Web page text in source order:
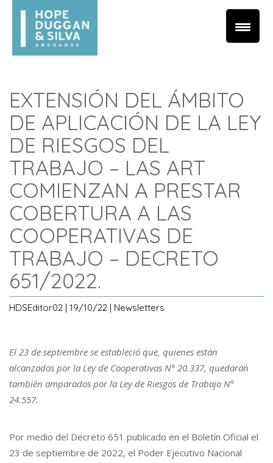
EXTENSIÓN DEL ÁMBITO
DE APLICACIÓN DE LA LEY
DE RIESGOS DEL
TRABAJO – LAS ART
COMIENZAN A PRESTAR
COBERTURA A LAS
COOPERATIVAS DE
TRABAJO – DECRETO
651/2022.
HDSEditor02 | 19/10/22 | Newsletters
El 23 de septiembre se estableció que, quienes están
alcanzados por la Ley de Cooperativas N° 20.337, quedarán
también amparados por la Ley de Riesgos de Trabajo N°
24.557.
Por medio del Decreto 651 publicado en el Boletín Oficial el
23 de septiembre de 2022, el Poder Ejecutivo Nacional